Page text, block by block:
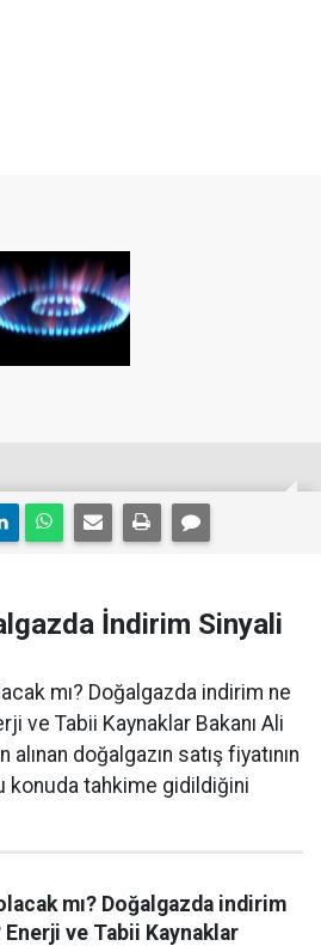
İndirim Sinyali
mı? Doğalgazda indirim ne
ve Tabii Kaynaklar Bakanı Ali
alınan doğalgazın satış fiyatının
konuda tahkime gidildiğini
mı? Doğalgazda indirim
Enerji ve Tabii Kaynaklar